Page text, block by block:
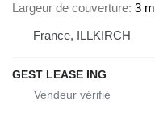
Largeur de couverture 3 m
France, ILLKIRCH
GEST LEASE ING